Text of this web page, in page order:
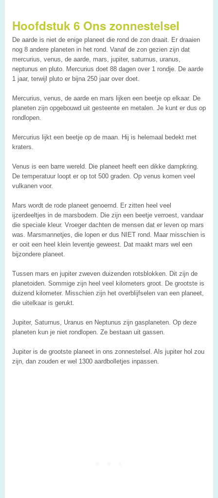
Hoofdstuk 6 Ons zonnestelsel
De aarde is niet de enige planeet die rond de zon draait. Er draaien
nog 8 andere planeten in het rond. Vanaf de zon gezien zijn dat
mercurius, venus, de aarde, mars, jupiter, saturnus, uranus,
neptunus en pluto. Mercurius doet 88 dagen over 1 rondje. De aarde
1 jaar, terwijl pluto er bijna 250 jaar over doet.
Mercurius, venus, de aarde en mars lijken een beetje op elkaar. De
planeten zijn opgebouwd uit gesteente en metalen. Je kunt er dus op
rondlopen.
Mercurius lijkt een beetje op de maan. Hij is helemaal bedekt met
kraters.
Venus is een barre wereld. Die planeet heeft een dikke dampkring.
De temperatuur loopt er op tot 500 graden. Op venus komen veel
vulkanen voor.
Mars wordt de rode planeet genoemd. Er zitten heel veel
ijzerdeeltjes in de marsbodem. Die zijn een beetje verroest, vandaar
die speciale kleur. Vroeger dachten de mensen dat er leven op mars
was. Marsmannetjes, die lopen er dus NIET rond. Maar misschien is
er ooit een heel klein leventje geweest. Dat maakt mars wel een
bijzondere planeet.
Tussen mars en jupiter zweven duizenden rotsblokken. Dit zijn de
planetoiden. Sommige zijn heel veel kilometers groot. De grootste is
duizend kilometer. Misschien zijn het overblijfselen van een planeet,
die uitelkaar is gerukt.
Jupiter, Saturnus, Uranus en Neptunus zijn gasplaneten. Op deze
planeten kun je niet rondlopen. Ze bestaan uit gassen.
Jupiter is de grootste planeet in ons zonnestelsel. Als jupiter hol zou
zijn, dan zouden er wel 1300 aardbolletjes inpassen.